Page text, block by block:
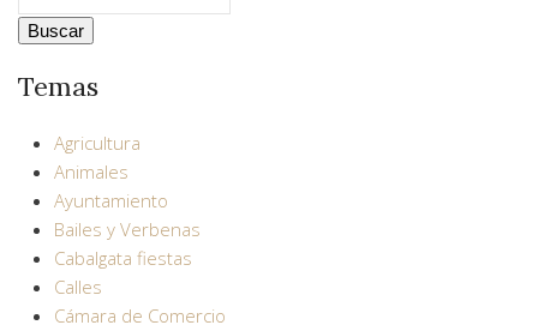
Temas
Agricultura
Animales
Ayuntamiento
Bailes y Verbenas
Cabalgata fiestas
Calles
Cámara de Comercio